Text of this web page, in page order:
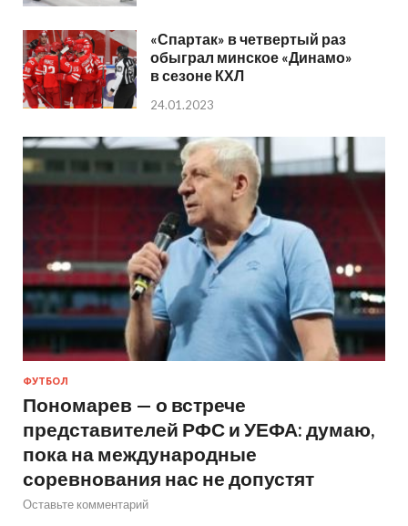
«Спартак» в четвертый раз
обыграл минское «Динамо»
в сезоне КХЛ
24.01.2023
ФУТБОЛ
Пономарев — о встрече
представителей РФС и УЕФА: думаю,
пока на международные
соревнования нас не допустят
Оставьте комментарий